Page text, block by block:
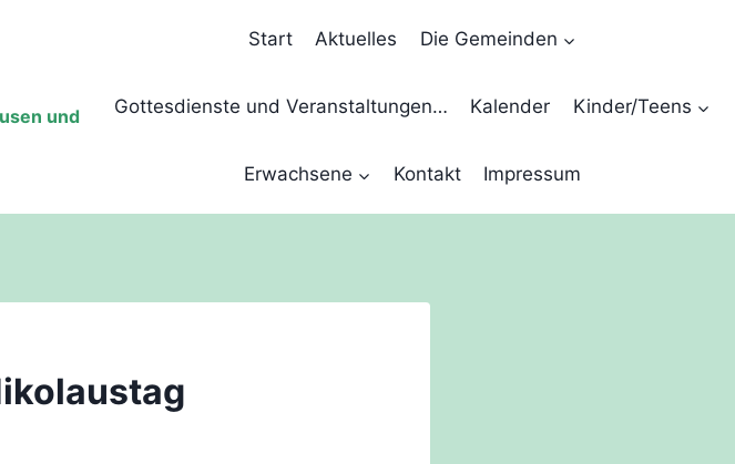
und
Start Aktuelles Die Gemeinden
Gottesdienste und Veranstaltungen… Kalender Kinder/Teens
Erwachsene Kontakt Impressum